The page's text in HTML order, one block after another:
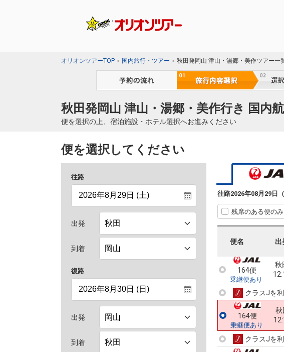
オリオンツアーTOP 国内旅行・ツアー 秋田発岡山 津山・湯郷・美作ツアー一
秋田発岡山 津山・湯郷・美作行き 国内
便を選択の上、宿泊施設・ホテル選択へお進みください
便を選択してください
往路
出発
到着
復路
出発
到着
往路2026年08月29日（
残席のある便のみ
便名 出
164便
乗継便あり
秋
クラスJを
164便
乗継便あり
秋
クラスJを